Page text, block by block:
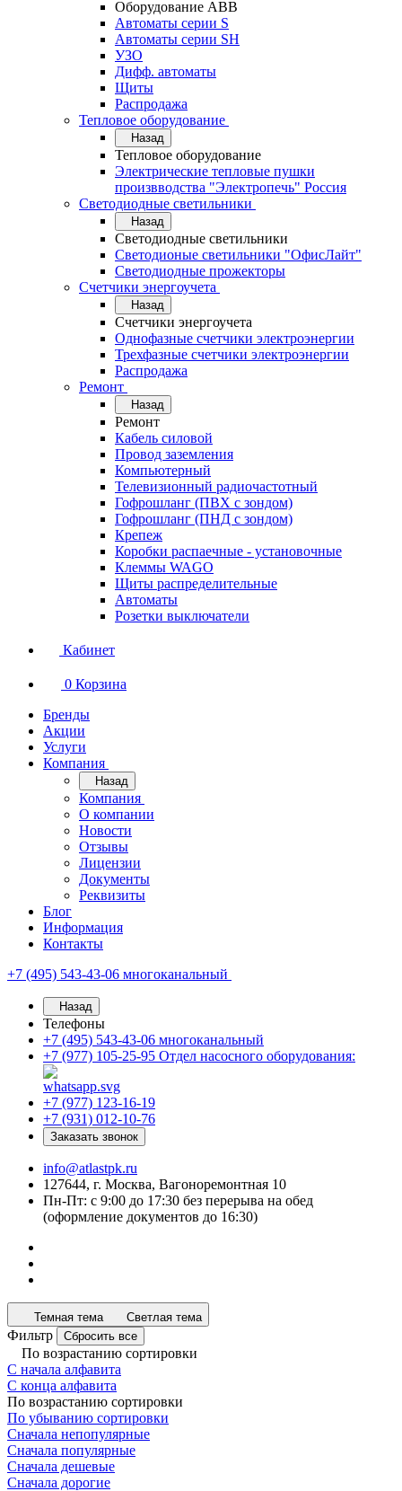
Оборудование АВВ
Автоматы серии S
Автоматы серии SH
УЗО
Дифф. автоматы
Щиты
Распродажа
Тепловое оборудование
Назад
Тепловое оборудование
Электрические тепловые пушки
произвводства "Электропечь" Россия
Светодиодные светильники
Назад
Светодиодные светильники
Светодионые светильники "ОфисЛайт"
Светодиодные прожекторы
Счетчики энергоучета
Назад
Счетчики энергоучета
Однофазные счетчики электроэнергии
Трехфазные счетчики электроэнергии
Распродажа
Ремонт
Назад
Ремонт
Кабель силовой
Провод заземления
Компьютерный
Телевизионный радиочастотный
Гофрошланг (ПВХ с зондом)
Гофрошланг (ПНД с зондом)
Крепеж
Коробки распаечные - установочные
Клеммы WAGO
Щиты распределительные
Автоматы
Розетки выключатели
Кабинет
0 Корзина
Бренды
Акции
Услуги
Компания
Назад
Компания
О компании
Новости
Отзывы
Лицензии
Документы
Реквизиты
Блог
Информация
Контакты
+7 (495) 543-43-06 многоканальный
Назад
Телефоны
+7 (495) 543-43-06 многоканальный
+7 (977) 105-25-95 Отдел насосного оборудования:
+7 (977) 123-16-19
+7 (931) 012-10-76
Заказать звонок
info@atlastpk.ru
127644, г. Москва, Вагоноремонтная 10
Пн-Пт: с 9:00 до 17:30 без перерыва на обед
(оформление документов до 16:30)
Темная тема Светлая тема
Фильтр Сбросить все
По возрастанию сортировки
С начала алфавита
С конца алфавита
По возрастанию сортировки
По убыванию сортировки
Сначала непопулярные
Сначала популярные
Сначала дешевые
Сначала дорогие